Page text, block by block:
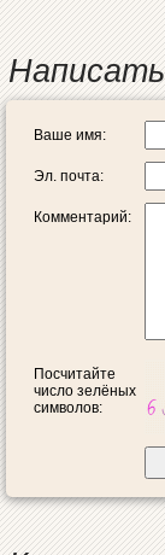
Ваше имя:
Эл. почта:
Комментарий:
Посчитайте
число зелёных
символов: